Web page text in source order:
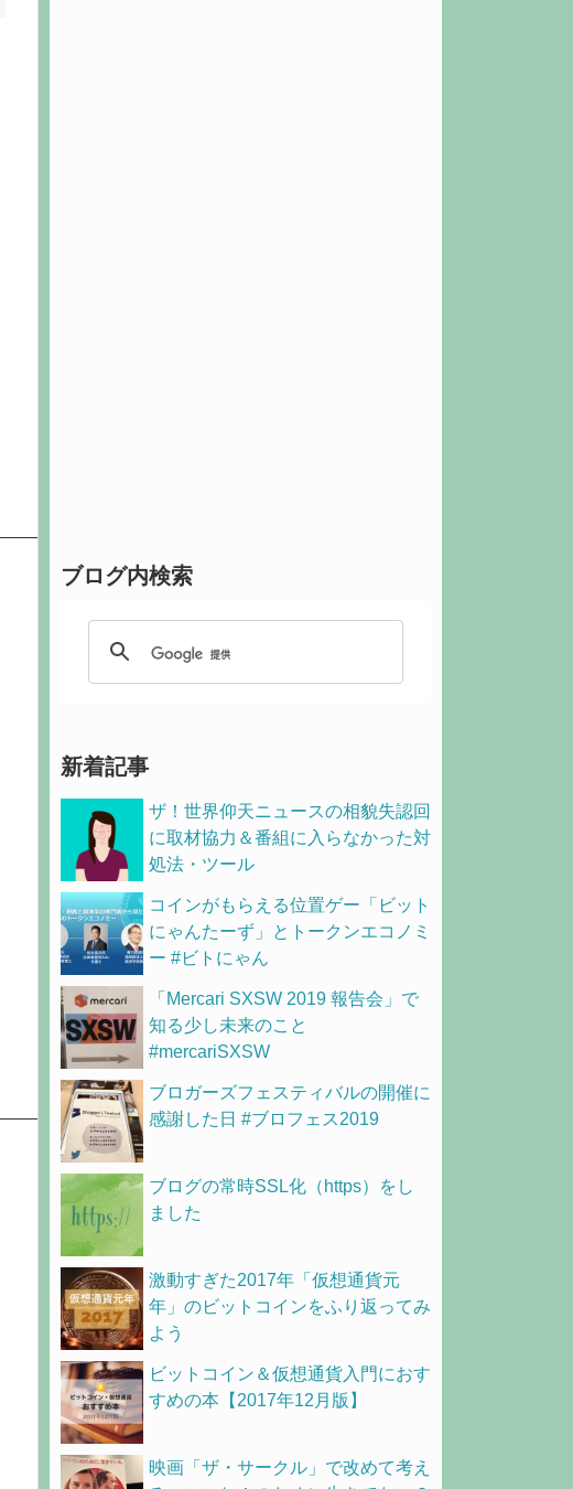
ブログ内検索
新着記事
ザ！世界仰天ニュースの相貌失認回
に取材協力＆番組に入らなかった対
処法・ツール
コインがもらえる位置ゲー「ビット
にゃんたーず」とトークンエコノミ
ー #ビトにゃん
「Mercari SXSW 2019 報告会」で
知る少し未来のこと
#mercariSXSW
ブロガーズフェスティバルの開催に
感謝した日 #ブロフェス2019
ブログの常時SSL化（https）をし
ました
激動すぎた2017年「仮想通貨元
年」のビットコインをふり返ってみ
よう
ビットコイン＆仮想通貨入門におす
すめの本【2017年12月版】
映画「ザ・サークル」で改めて考え